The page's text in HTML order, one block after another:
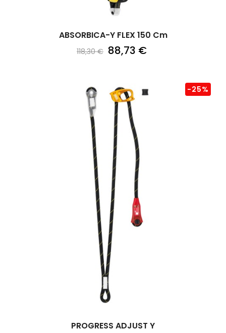
ABSORBICA-Y FLEX 150 Cm
118,30 € 88,73 €
PROGRESS ADJUST Y
-25%